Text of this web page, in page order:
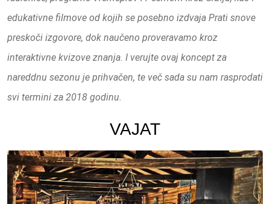
edukativne filmove od kojih se posebno izdvaja Prati snove
preskoči izgovore, dok naučeno proveravamo kroz
interaktivne kvizove znanja. I verujte ovaj koncept za
nareddnu sezonu je prihvačen, te več sada su nam rasprodati
svi termini za 2018 godinu.
VAJAT